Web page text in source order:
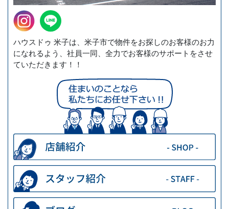
ハウスドゥ 米子は、米子市で物件をお探しのお客様のお力
になれるよう、社員一同、全力でお客様のサポートをさせ
ていただきます！！